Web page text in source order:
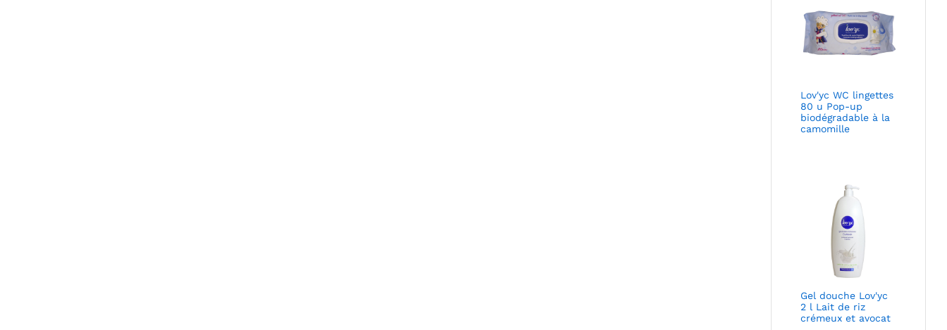
Lov'yc WC lingettes
80 u Pop-up
biodégradable à la
camomille
Gel douche Lov'yc
2 l Lait de riz
crémeux et avocat